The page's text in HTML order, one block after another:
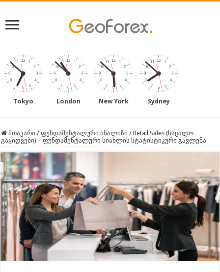
Tokyo London New York Sydney
მთავარი / ფუნდამენტალური ანალიზი / Retail Sales (საცალო
გაყიდვები) – ფუნდამენტალური სიახლის სტატისტიკური გავლენა